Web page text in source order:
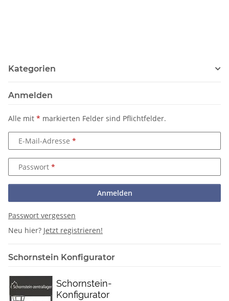
Kategorien
Anmelden
Alle mit * markierten Felder sind Pflichtfelder.
E-Mail-Adresse
Passwort
Anmelden
Passwort vergessen
Neu hier? Jetzt registrieren!
Schornstein Konfigurator